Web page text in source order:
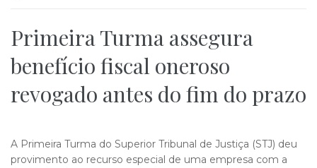
Primeira Turma assegura
benefício fiscal oneroso
revogado antes do fim do prazo
A Primeira Turma do Superior Tribunal de Justiça (STJ) deu
provimento ao recurso especial de uma empresa com a